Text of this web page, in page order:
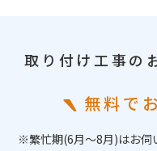
取り付け工事の
無料で
※繁忙期(6月〜8月)はお伺